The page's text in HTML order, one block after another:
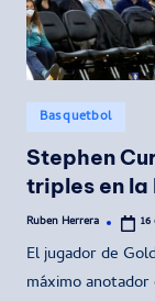
Publicado
en
Basquetbol
Stephen
triples en la
Publicado
Ruben Herrera
El jugador de
máximo